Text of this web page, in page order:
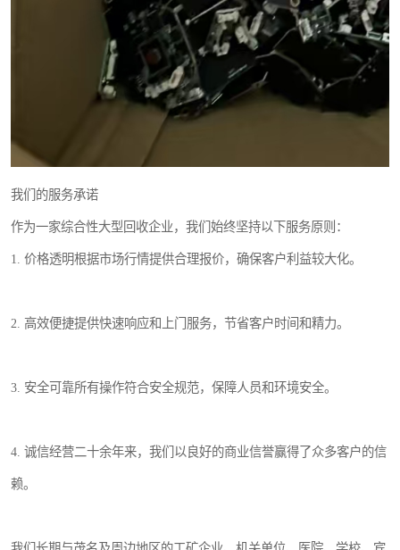
我们的服务承诺
作为一家综合性大型回收企业，我们始终坚持以下服务原则：
1. 价格透明根据市场行情提供合理报价，确保客户利益较大化。
2. 高效便捷提供快速响应和上门服务，节省客户时间和精力。
3. 安全可靠所有操作符合安全规范，保障人员和环境安全。
4. 诚信经营二十余年来，我们以良好的商业信誉赢得了众多客户的信
赖。